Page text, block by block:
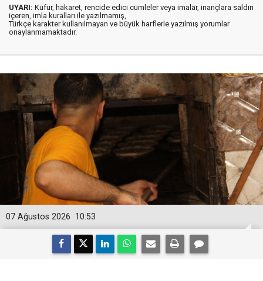
UYARI: Küfür, hakaret, rencide edici cümleler veya imalar, inançlara saldırı
içeren, imla kuralları ile yazılmamış,
Türkçe karakter kullanılmayan ve büyük harflerle yazılmış yorumlar
onaylanmamaktadır.
10:53
07 Ağustos 2026